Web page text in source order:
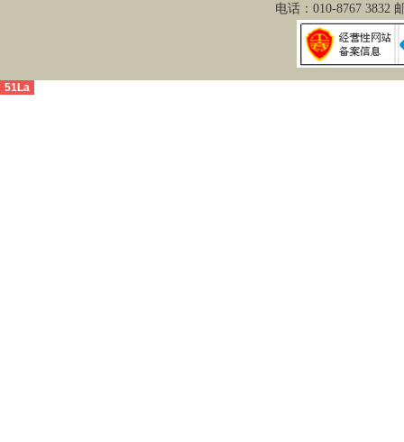
电话：010-8767 3832
51La